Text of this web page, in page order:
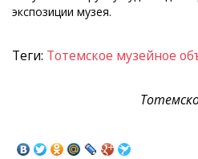
экспозиции музея.
Теги: Тотемское музейное